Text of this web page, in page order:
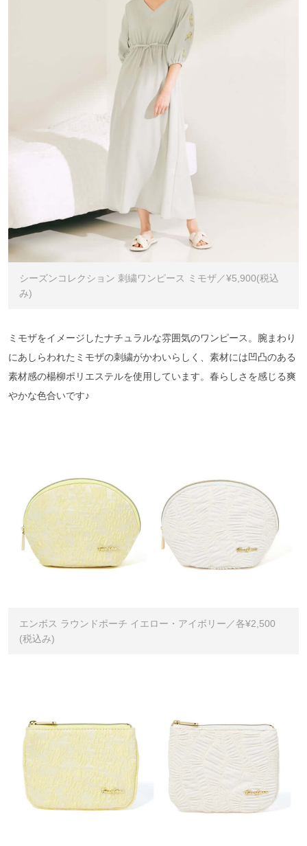
シーズンコレクション 刺繍ワンピース ミモザ／¥5,900(税込
み)
ミモザをイメージしたナチュラルな雰囲気のワンピース。腕まわり
にあしらわれたミモザの刺繍がかわいらしく、素材には凹凸のある
素材感の楊柳ポリエステルを使用しています。春らしさを感じる爽
やかな色合いです♪
エンボス ラウンドポーチ イエロー・アイボリー／各¥2,500
(税込み)